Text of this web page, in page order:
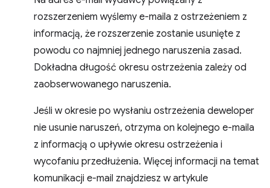
rozszerzeniem wyślemy e-maila z ostrzeżeniem z
informacją, że rozszerzenie zostanie usunięte z
powodu co najmniej jednego naruszenia zasad.
Dokładna długość okresu ostrzeżenia zależy od
zaobserwowanego naruszenia.
Jeśli w okresie po wysłaniu ostrzeżenia deweloper
nie usunie naruszeń, otrzyma on kolejnego e-maila
z informacją o upływie okresu ostrzeżenia i
wycofaniu przedłużenia. Więcej informacji na temat
komunikacji e-mail znajdziesz w artykule